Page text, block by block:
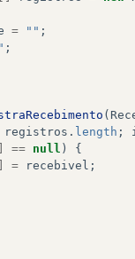
= "" ;
;
(
registros . length ;
== null )
{
= recebivel ;